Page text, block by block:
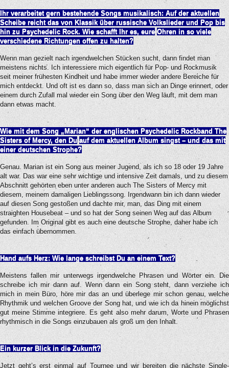
Ihr verarbeitet gern bestehende Songs musikalisch: Auf der aktuellen
Scheibe reicht das von Klassik über russische Volkslieder und Pop bis
hin zu Psychedelic Rock. Wie schafft Ihr es, eure Ohren in so viele
verschiedene Richtungen offen zu halten?
Wenn man gezielt nach irgendwelchen Stücken sucht, dann findet man
meistens nichts. Ich interessiere mich eigentlich für Pop- und Rockmusik
seit meiner frühesten Kindheit und habe immer wieder andere Bereiche für
mich entdeckt. Und oft ist es dann so, dass man sich an Dinge erinnert, oder
einem durch Zufall mal wieder ein Song über den Weg läuft, mit dem man
dann etwas macht.
Wie mit dem Song „Marian“ der englischen Psychedelic Rockband The
Sisters of Mercy, den Du auf dem aktuellen Album singst – und das mit
einer deutschen Strophe?
Genau. Marian ist ein Song aus meiner Jugend, als ich so 18 oder 19 Jahre
alt war. Das war eine sehr wichtige und intensive Zeit damals, und zu diesem
Abschnitt gehörten eben unter anderen auch The Sisters of Mercy mit
diesem, meinem damaligen Lieblingssong. Irgendwann bin ich dann wieder
auf diesen Song gestoßen und dachte mir, man, das Ding mit einem
straighten Housebeat – und so hat der Song seinen Weg auf das Album
gefunden. Im Original gibt es auch eine deutsche Strophe, daher habe ich
das einfach übernommen.
Hand aufs Herz: Wie lange schreibst Du an einem Text?
Meistens fallen mir unterwegs irgendwelche Phrasen und Wörter ein. Die
schreibe ich mir dann auf. Wenn dann ein Song steht, dann verziehe ich
mich in mein Büro, höre mir das an und überlege mir schon genau, welche
Rhythmik und welchen Groove der Song hat, und wie ich da hinein möglichst
gut meine Stimme integriere. Es geht also mehr darum, Worte und Phrasen
rhythmisch in die Songs einzubauen als groß um den Inhalt.
Ein kurzer Blick in die Zukunft?
Jetzt geht’s erst einmal auf Tournee und wir bereiten die nächste Single-